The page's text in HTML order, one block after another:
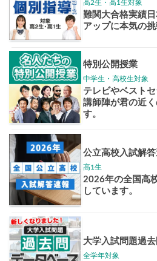
大学入試偏差値ランキング
お知らせ・イベント